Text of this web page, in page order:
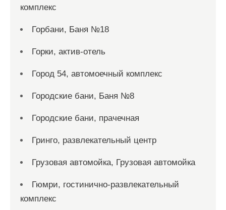
комплекс
Горбани, Баня №18
Горки, актив-отель
Город 54, автомоечный комплекс
Городские бани, Баня №8
Городские бани, прачечная
Гринго, развлекательный центр
Грузовая автомойка, Грузовая автомойка
Гюмри, гостинично-развлекательный
комплекс